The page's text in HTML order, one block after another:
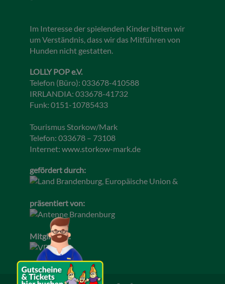
Im Interesse der spielenden Kinder bitten wir
um Verständnis, dass wir das Mitführen von
Hunden nicht gestatten.
LOLLY POP e.V.
Telefon (Büro): 033678-410588
IRRLANDIA: 033678-41732
Funk: 0151-10785433
Tourismus Storkow/Mark
Telefon: 033678 – 73108
Internet: www.storkow-mark.de
gefördert durch:
präsentiert von:
Mitglied im: